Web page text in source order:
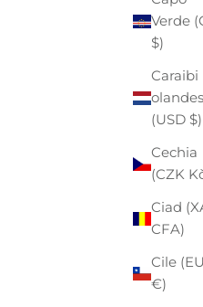
Verde
$)
Caraibi
(USD $)
Cechia
Ciad
CFA)
Cile
€)
Saudita
(EUR €)
Aruba
Austria